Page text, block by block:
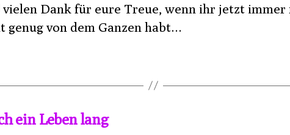
vielen Dank für eure Treue, wenn ihr jetzt immer
genug von dem Ganzen habt…
ein Leben lang